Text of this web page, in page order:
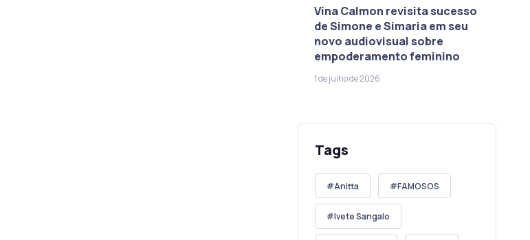
Vina Calmon revisita sucesso
de Simone e Simaria em seu
novo audiovisual sobre
empoderamento feminino
1 de julho de 2026
Tags
Anitta FAMOSOS
Ivete Sangalo